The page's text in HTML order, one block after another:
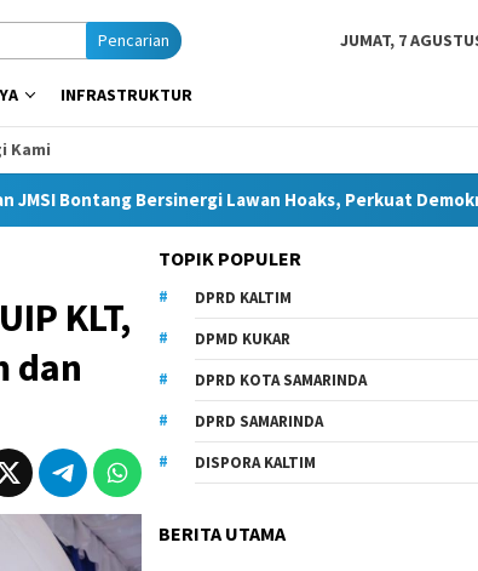
Pencarian JUMAT, 7
INFRASTRUKTUR
Kami
Bersinergi Lawan Hoaks, Perkuat Demokrasi Jelang
KLT,
dan
TOPIK POPULER
DPRD KALTIM
DPMD KUKAR
DPRD KOTA SAMARINDA
DPRD SAMARINDA
DISPORA KALTIM
BERITA UTAMA